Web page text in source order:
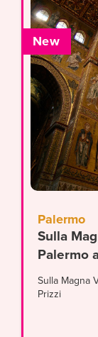
New
Palermo
Sulla
Palermo
Sulla Magna
Prizzi